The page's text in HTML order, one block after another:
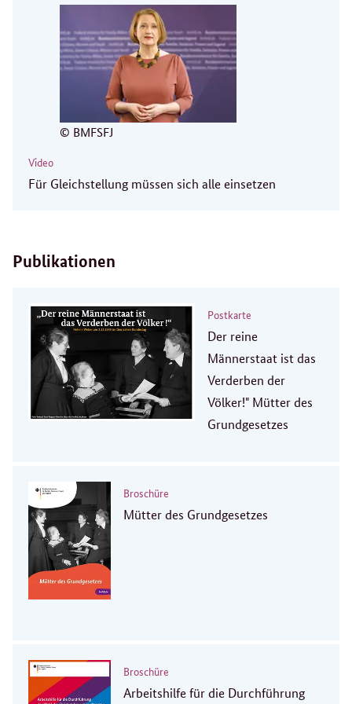
© BMFSFJ
Video
Für Gleichstellung müssen sich alle einsetzen
Publikationen
Postkarte
Der reine
Männerstaat ist das
Verderben der
Völker!" Mütter des
Grundgesetzes
Broschüre
Mütter des Grundgesetzes
Broschüre
Arbeitshilfe für die Durchführung